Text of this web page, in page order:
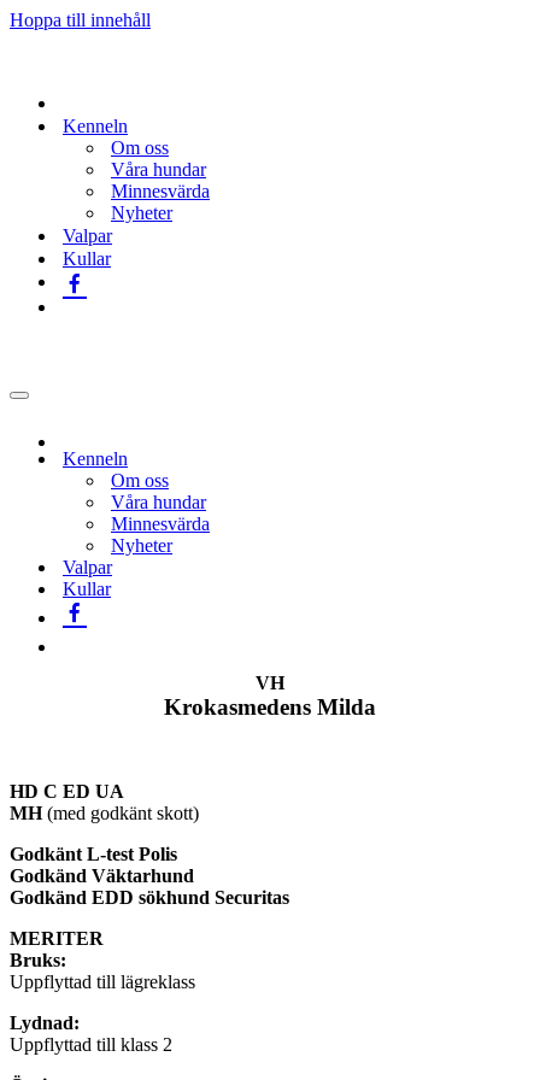
Hoppa till innehåll
Kenneln
Om oss
Våra hundar
Minnesvärda
Nyheter
Valpar
Kullar
Navigeringsmeny
Kenneln
Om oss
Våra hundar
Minnesvärda
Nyheter
Valpar
Kullar
VH
Krokasmedens Milda
HD C ED UA
MH(med godkänt skott)
Godkänt L-test Polis
Godkänd Väktarhund
Godkänd EDD sökhund Securitas
MERITER
Bruks:
Uppflyttad till lägreklass
Lydnad:
Uppflyttad till klass 2